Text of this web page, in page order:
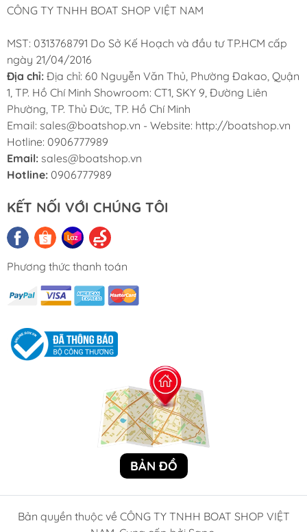
CÔNG TY TNHH BOAT SHOP VIỆT NAM
MST: 0313768791 Do Sở Kế Hoạch và đầu tư TP.HCM cấp
ngày 21/04/2016
Địa chỉ: Địa chỉ: 60 Nguyễn Văn Thủ, Phường Đakao, Quận
1, TP. Hồ Chí Minh Showroom: CT1, SKY 9, Đường Liên
Phường, TP. Thủ Đức, TP. Hồ Chí Minh
Email: sales@boatshop.vn - Website: http://boatshop.vn
Hotline: 0906777989
Email: sales@boatshop.vn
Hotline: 0906777989
KẾT NỐI VỚI CHÚNG TÔI
Phương thức thanh toán
BẢN ĐỒ
Bản quyền thuộc về CÔNG TY TNHH BOAT SHOP VIỆT